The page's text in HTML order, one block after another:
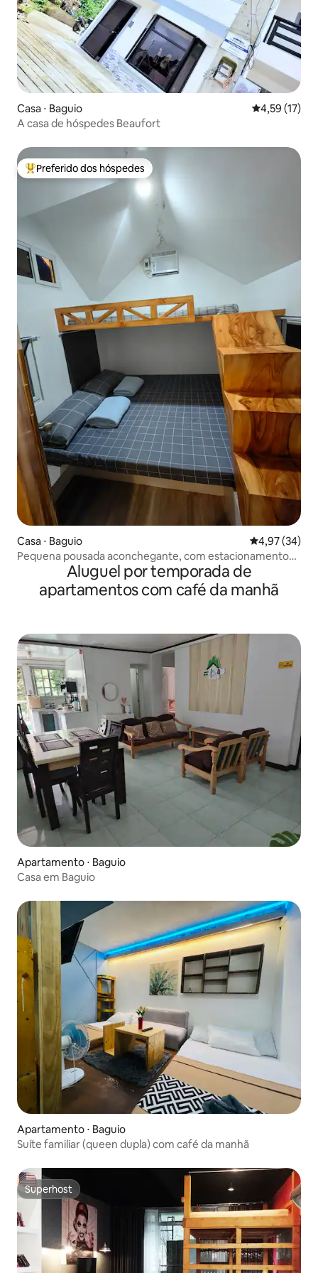
Casa ⋅ Baguio 4,59 de uma
4,59 (17)
A casa de hóspedes Beaufort
Entre os melhores preferidos dos hóspedes
Preferido dos hóspedes
Casa ⋅ Baguio 4,97 de uma
4,97 (34)
Pequena pousada aconchegante, com estacionamento
próprio e Wi-FiAluguel por temporada de
apartamentos com café da manhã
Apartamento ⋅ Baguio
Casa em Baguio
Apartamento ⋅ Baguio
Suíte familiar (queen dupla) com café da manhã
Superhost
Superhost